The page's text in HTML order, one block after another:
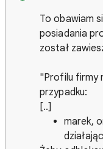
To obawiam
posiadania
został
"Profilu firmy
przypadku:
[..]
marek,